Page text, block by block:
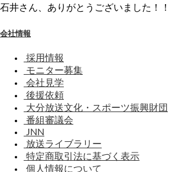
石井さん、ありがとうございました！！
会社情報
採用情報
モニター募集
会社見学
後援依頼
大分放送文化・スポーツ振興財団
番組審議会
JNN
放送ライブラリー
特定商取引法に基づく表示
個人情報について